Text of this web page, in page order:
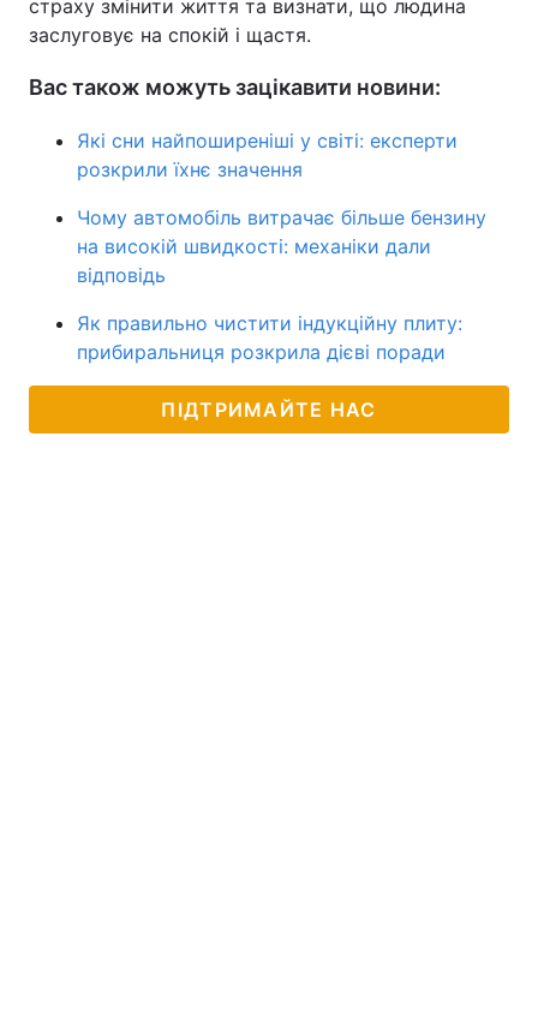
страху змінити життя та визнати, що людина
заслуговує на спокій і щастя.
Вас також можуть зацікавити новини:
Які сни найпоширеніші у світі: експерти
розкрили їхнє значення
Чому автомобіль витрачає більше бензину
на високій швидкості: механіки дали
відповідь
Як правильно чистити індукційну плиту:
прибиральниця розкрила дієві поради
ПІДТРИМАЙТЕ НАС